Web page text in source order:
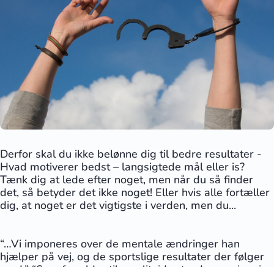
Derfor skal du ikke belønne dig til bedre resultater -
Hvad motiverer bedst – langsigtede mål eller is?
Tænk dig at lede efter noget, men når du så finder
det, så betyder det ikke noget! Eller hvis alle fortæller
dig, at noget er det vigtigste i verden, men du...
“…Vi imponeres over de mentale ændringer han
hjælper på vej, og de sportslige resultater der følger